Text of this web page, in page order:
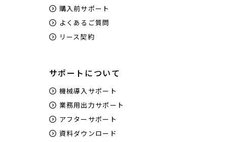
購入前サポート
よくあるご質問
リース契約
サポートについて
機械導入サポート
業務用出力サポート
アフターサポート
資料ダウンロード